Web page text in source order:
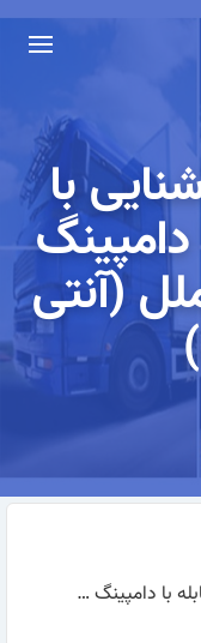
با
دامپینگ
(آنتی
کارگاه آموزشی آشنایی با مقررات مقابله با دامپینگ در تجارت بین الملل (آنتی دامپینگ)